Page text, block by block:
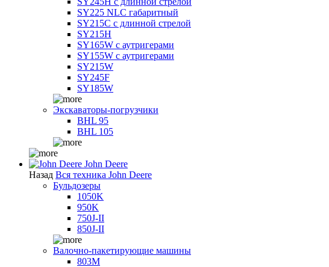
SY225 NLC габаритный
SY215C с длинной стрелой
SY215H
SY165W с аутригерами
SY155W с аутригерами
SY215W
SY245F
SY185W
Экскаваторы-погрузчики
BHL 95
BHL 105
John Deere
Назад Вся техника John Deere
Бульдозеры
1050K
950K
750J-II
850J-II
Валочно-пакетирующие машины
803M